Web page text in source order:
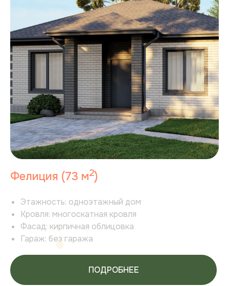
Фелиция (73 м2)
Этажность: одноэтажный дом
Кровля: многоскатная кровля
Фасад: кирпичная облицовка
Гараж: без гаража
ПОДРОБНЕЕ